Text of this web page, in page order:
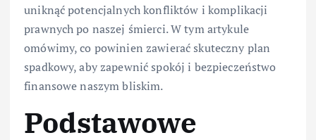
uniknąć potencjalnych konfliktów i komplikacji
prawnych po naszej śmierci. W tym artykule
omówimy, co powinien zawierać skuteczny plan
spadkowy, aby zapewnić spokój i bezpieczeństwo
finansowe naszym bliskim.
Podstawowe